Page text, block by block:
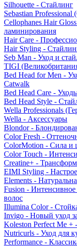
Silhouette - Стайлинг
Sebastian
Cellophanes Hair
ламинирования
Hair Care -
Hair Styling -
Seb Man - Уход и
TIGI
Bed Head for Men -
Catwalk
Bed Head Care -
Bed Head Style -
Wella Professionals
Wella - Аксессуары
Blondor -
Color Fresh -
ColorMotion - Сила и
Color Touch -
Creatine+ -
EIMI Styling -
Elements -
Fusion -
волос
Illumina Color -
Invigo - Новый уход
Koleston Perfect Me +
Nutricurls - Уход для
Performance -